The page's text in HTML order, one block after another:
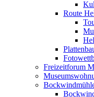
Route
Freizeitforum